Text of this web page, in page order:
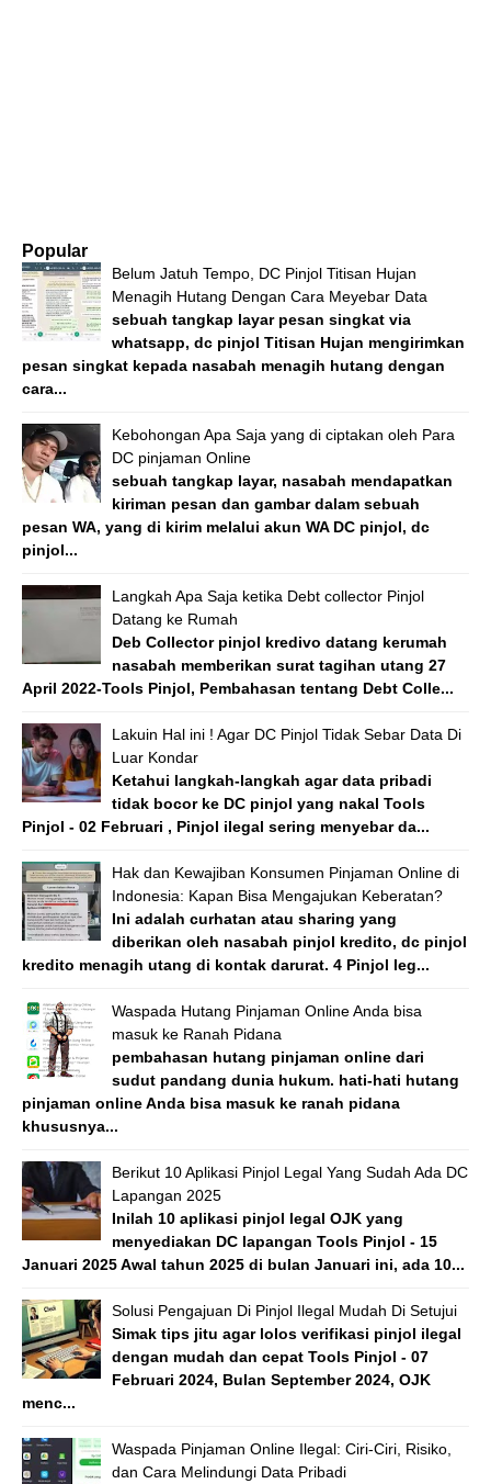
Popular
Belum Jatuh Tempo, DC Pinjol Titisan Hujan
Menagih Hutang Dengan Cara Meyebar Data
sebuah tangkap layar pesan singkat via
whatsapp, dc pinjol Titisan Hujan mengirimkan
pesan singkat kepada nasabah menagih hutang dengan
cara...
Kebohongan Apa Saja yang di ciptakan oleh Para
DC pinjaman Online
sebuah tangkap layar, nasabah mendapatkan
kiriman pesan dan gambar dalam sebuah
pesan WA, yang di kirim melalui akun WA DC pinjol, dc
pinjol...
Langkah Apa Saja ketika Debt collector Pinjol
Datang ke Rumah
Deb Collector pinjol kredivo datang kerumah
nasabah memberikan surat tagihan utang 27
April 2022-Tools Pinjol, Pembahasan tentang Debt Colle...
Lakuin Hal ini ! Agar DC Pinjol Tidak Sebar Data Di
Luar Kondar
Ketahui langkah-langkah agar data pribadi
tidak bocor ke DC pinjol yang nakal Tools
Pinjol - 02 Februari , Pinjol ilegal sering menyebar da...
Hak dan Kewajiban Konsumen Pinjaman Online di
Indonesia: Kapan Bisa Mengajukan Keberatan?
Ini adalah curhatan atau sharing yang
diberikan oleh nasabah pinjol kredito, dc pinjol
kredito menagih utang di kontak darurat. 4 Pinjol leg...
Waspada Hutang Pinjaman Online Anda bisa
masuk ke Ranah Pidana
pembahasan hutang pinjaman online dari
sudut pandang dunia hukum. hati-hati hutang
pinjaman online Anda bisa masuk ke ranah pidana
khususnya...
Berikut 10 Aplikasi Pinjol Legal Yang Sudah Ada DC
Lapangan 2025
Inilah 10 aplikasi pinjol legal OJK yang
menyediakan DC lapangan Tools Pinjol - 15
Januari 2025 Awal tahun 2025 di bulan Januari ini, ada 10...
Solusi Pengajuan Di Pinjol Ilegal Mudah Di Setujui
Simak tips jitu agar lolos verifikasi pinjol ilegal
dengan mudah dan cepat Tools Pinjol - 07
Februari 2024, Bulan September 2024, OJK
menc...
Waspada Pinjaman Online Ilegal: Ciri-Ciri, Risiko,
dan Cara Melindungi Data Pribadi